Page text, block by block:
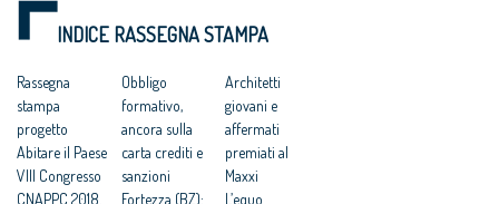
europee: a
Padova ultimo
Condono
Sicilia: ‘tenuta
ferma la linea
del no’
Cappochin:
«Tornare a
Padova il
appuntamento
sulle “Capitali
verdi europee”
Sviluppo:
Cappochin
“subito una
Internazionale
Cappochin”
Al via a Cortina
la Biennale
Internazionale
“Barbara
Cappochin”
INDICE RASSEGNA STAMPA
Rassegna
stampa
progetto
Abitare il Paese
VIII Congresso
CNAPPC 2018.
Obbligo
formativo,
ancora sulla
carta crediti e
sanzioni
Fortezza (BZ):
Architetti
giovani e
affermati
premiati al
Maxxi
L’equo